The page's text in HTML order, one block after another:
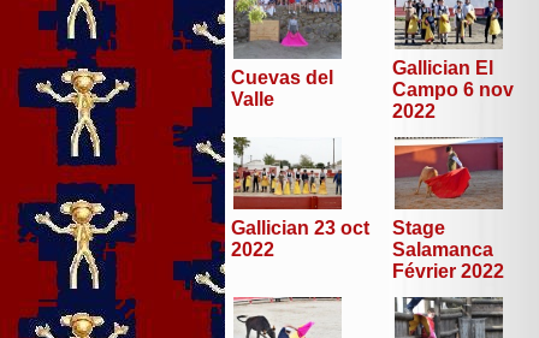
Cuevas del
Valle
Gallician El
Campo 6 nov
2022
Gallician 23 oct
2022
Stage
Salamanca
Février 2022